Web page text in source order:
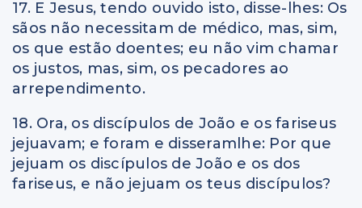
17. E Jesus, tendo ouvido isto, disse-lhes: Os
sãos não necessitam de médico, mas, sim,
os que estão doentes; eu não vim chamar
os justos, mas, sim, os pecadores ao
arrependimento.
18. Ora, os discípulos de João e os fariseus
jejuavam; e foram e disseramlhe: Por que
jejuam os discípulos de João e os dos
fariseus, e não jejuam os teus discípulos?